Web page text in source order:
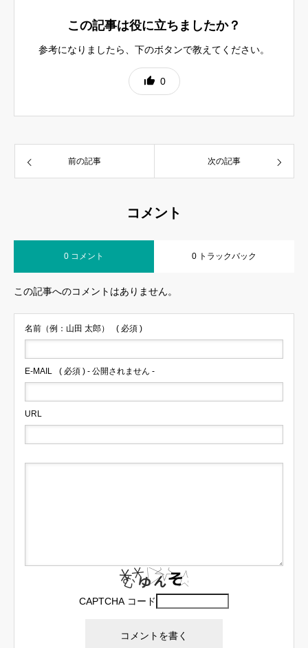
この記事は役に立ちましたか？
参考になりましたら、下のボタンで教えてください。
0
前の記事 次の記事
コメント
0 コメント 0 トラックバック
この記事へのコメントはありません。
名前（例：山田 太郎） ( 必須 )
E-MAIL ( 必須 ) - 公開されません -
URL
CAPTCHA コード